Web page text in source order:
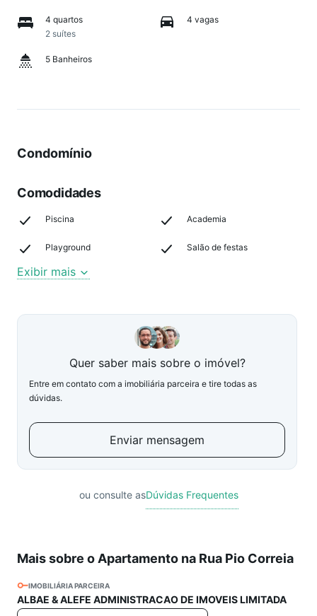
4 quartos
2 suítes
4 vagas
5 Banheiros
Condomínio
Comodidades
Piscina Academia
Playground Salão de festas
Exibir mais
Quer saber mais sobre o imóvel?
Entre em contato com a imobiliária parceira e tire todas as
dúvidas.
Enviar mensagem
ou consulte asDúvidas Frequentes
Mais sobre o Apartamento na Rua Pio Correia
IMOBILIÁRIA PARCEIRA
ALBAE & ALEFE ADMINISTRACAO DE IMOVEIS LIMITADA